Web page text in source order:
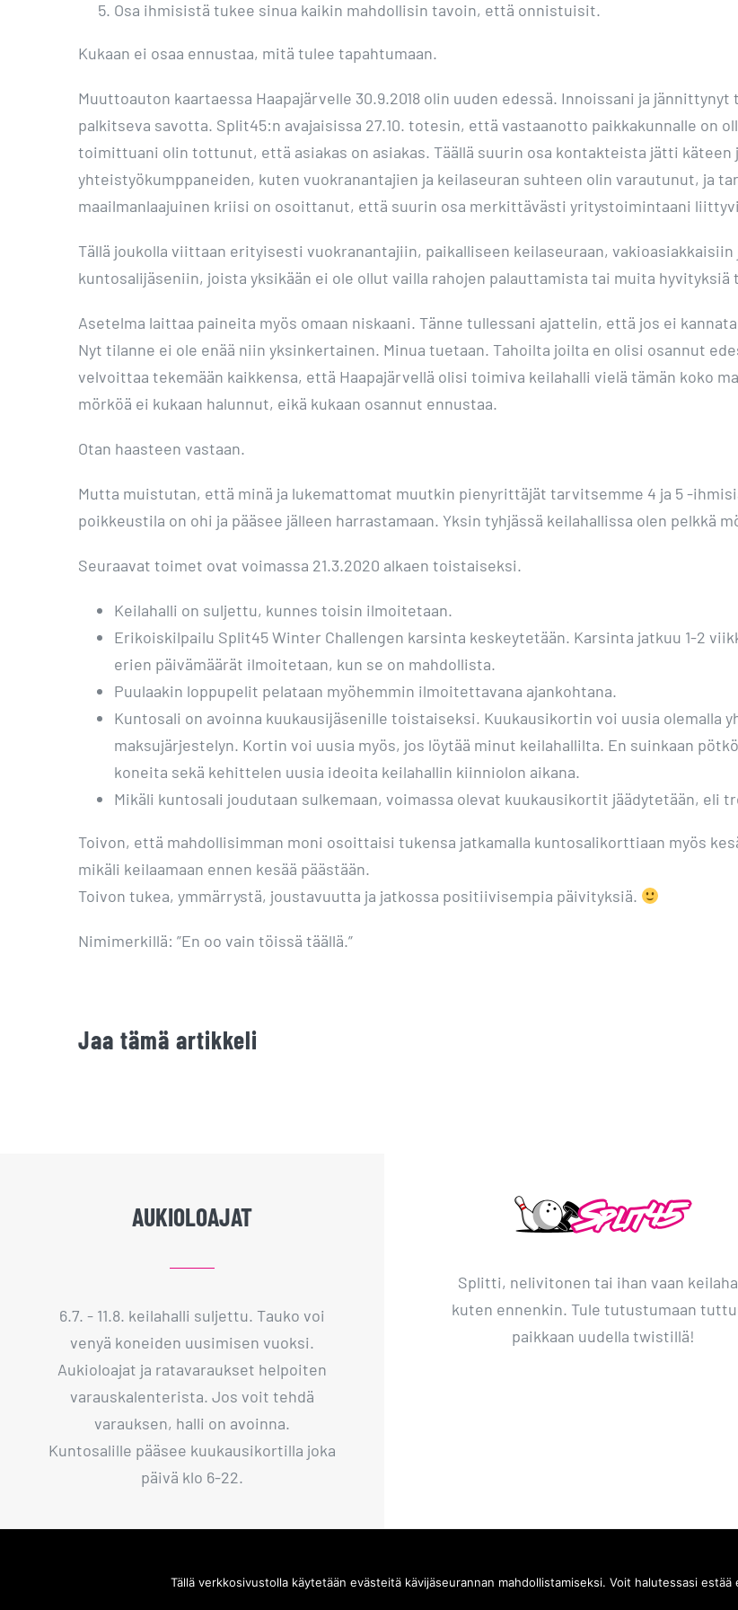
Osa ihmisistä tukee sinua kaikin mahdollisin tavoin, että onnistuisit.
Kukaan ei osaa ennustaa, mitä tulee tapahtumaan.
Muuttoauton kaartaessa Haapajärvelle 30.9.2018 olin uuden edessä. Innoissani ja
palkitseva savotta. Split45:n avajaisissa 27.10. totesin, että vastaanotto paikkakunnalle on
toimittuani olin tottunut, että asiakas on asiakas. Täällä suurin osa kontakteista jätti käteen
yhteistyökumppaneiden, kuten vuokranantajien ja keilaseuran suhteen olin varautunut, ja
maailmanlaajuinen kriisi on osoittanut, että suurin osa merkittävästi yritystoimintaani
Tällä joukolla viittaan erityisesti vuokranantajiin, paikalliseen keilaseuraan,
kuntosalijäseniin, joista yksikään ei ole ollut vailla rahojen palauttamista tai muita hyvityksiä
Asetelma laittaa paineita myös omaan niskaani. Tänne tullessani ajattelin, että jos ei
Nyt tilanne ei ole enää niin yksinkertainen. Minua tuetaan. Tahoilta joilta en olisi osannut
velvoittaa tekemään kaikkensa, että Haapajärvellä olisi toimiva keilahalli vielä tämän koko
mörköä ei kukaan halunnut, eikä kukaan osannut ennustaa.
Otan haasteen vastaan.
Mutta muistutan, että minä ja lukemattomat muutkin pienyrittäjät tarvitsemme 4 ja 5 -
poikkeustila on ohi ja pääsee jälleen harrastamaan. Yksin tyhjässä keilahallissa olen pelkkä
Seuraavat toimet ovat voimassa 21.3.2020 alkaen toistaiseksi.
Keilahalli on suljettu, kunnes toisin ilmoitetaan.
Erikoiskilpailu Split45 Winter Challengen karsinta keskeytetään. Karsinta jatkuu 1-2
erien päivämäärät ilmoitetaan, kun se on mahdollista.
Puulaakin loppupelit pelataan myöhemmin ilmoitettavana ajankohtana.
Kuntosali on avoinna kuukausijäsenille toistaiseksi. Kuukausikortin voi uusia olemalla
maksujärjestelyn. Kortin voi uusia myös, jos löytää minut keilahallilta. En suinkaan
koneita sekä kehittelen uusia ideoita keilahallin kiinniolon aikana.
Mikäli kuntosali joudutaan sulkemaan, voimassa olevat kuukausikortit jäädytetään, eli
Toivon, että mahdollisimman moni osoittaisi tukensa jatkamalla kuntosalikorttiaan myös
mikäli keilaamaan ennen kesää päästään.
Toivon tukea, ymmärrystä, joustavuutta ja jatkossa positiivisempia päivityksiä.
Nimimerkillä: ”En oo vain töissä täällä.”
Jaa tämä artikkeli
AUKIOLOAJAT
6.7. - 11.8. keilahalli suljettu. Tauko voi
venyä koneiden uusimisen vuoksi.
Aukioloajat ja ratavaraukset helpoiten
varauskalenterista. Jos voit tehdä
varauksen, halli on avoinna.
Kuntosalille pääsee kuukausikortilla joka
päivä klo 6-22.
Splitti, nelivitonen tai ihan vaan
kuten ennenkin. Tule tutustumaan
paikkaan uudella twistillä!
Tällä verkkosivustolla käytetään evästeitä kävijäseurannan mahdollistamiseksi. Voit halutessasi